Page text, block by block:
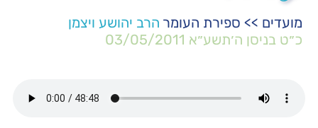
מועדים >> ספירת העומר הרב יהושע ויצמן
כ״ט בניסן ה׳תשע״א 03/05/2011